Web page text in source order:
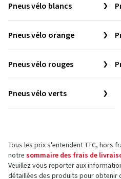
Pneus vélo blancs
Pneus vélo orange
Pneus vélo rouges
Pneus vélo verts
Tous les prix s'entendent TTC, hors
notre sommaire des frais de
Veuillez vous reporter aux
détaillées des produits pour obtenir